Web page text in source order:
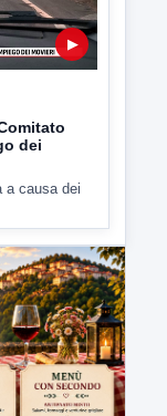
dei
causa dei